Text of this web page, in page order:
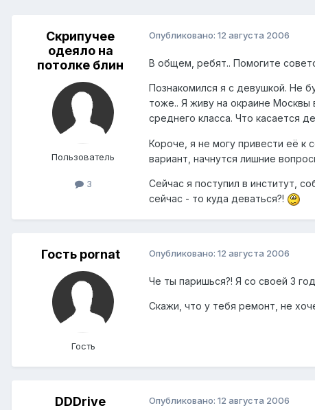
Скрипучее
одеяло на
потолке блин
Пользователь
3
Опубликовано: 12 августа 2006
В общем, ребят.. Помогите
Познакомился я с девушкой. Не
тоже.. Я живу на окраине
среднего класса. Что касается
Короче, я не могу привести её к
вариант, начнутся лишние
Сейчас я поступил в институт,
сейчас - то куда деваться?!
Гость pornat
Гость
Опубликовано: 12 августа 2006
Че ты паришься?! Я со своей 3
Скажи, что у тебя ремонт, не
DDDrive Опубликовано: 12 августа 2006